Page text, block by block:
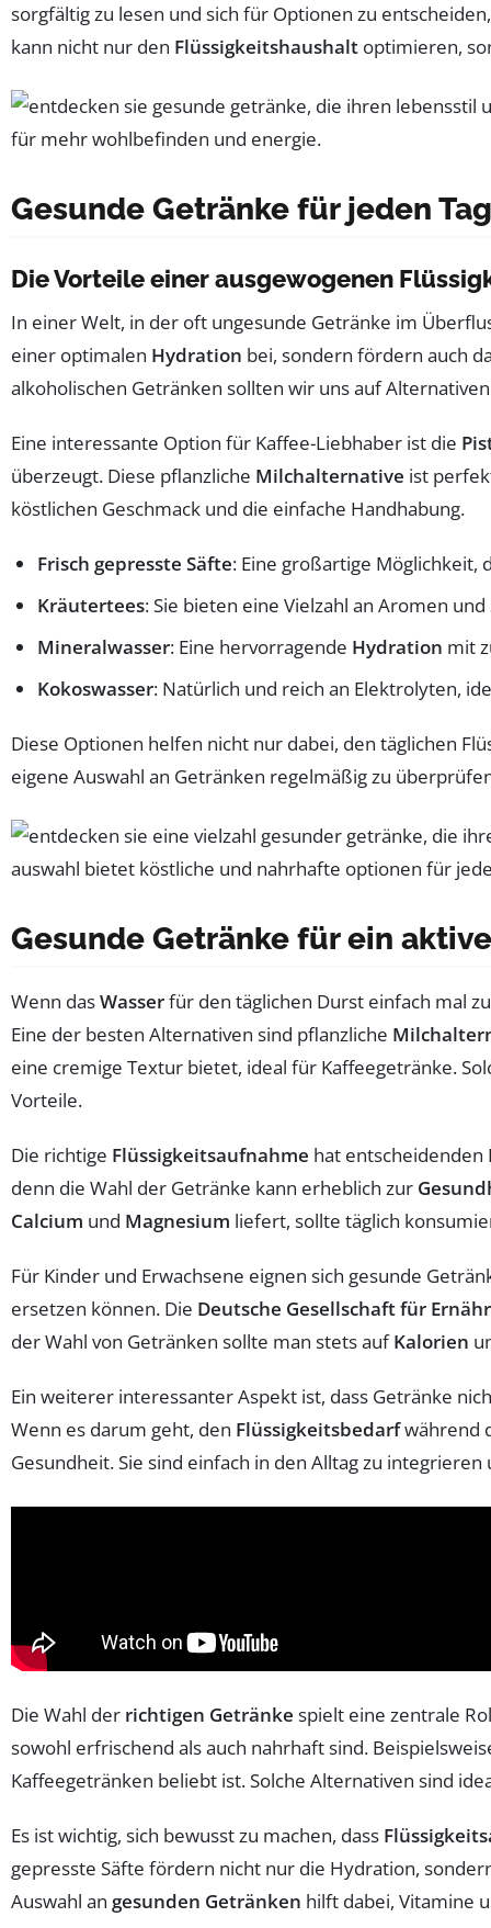
sorgfältig zu lesen und sich für Optionen zu
kann nicht nur den Flüssigkeitshaushalt optimieren,
Gesunde Getränke für jeden Tag
Die Vorteile einer ausgewogenen
In einer Welt, in der oft ungesunde Getränke im
einer optimalen Hydration bei, sondern fördern auch
alkoholischen Getränken sollten wir uns auf
Eine interessante Option für Kaffee-Liebhaber ist die
überzeugt. Diese pflanzliche Milchalternative ist
köstlichen Geschmack und die einfache Handhabung.
Frisch gepresste Säfte: Eine großartige
Kräutertees: Sie bieten eine Vielzahl an Aromen
Mineralwasser: Eine hervorragende Hydration mit
Kokoswasser: Natürlich und reich an Elektrolyten,
Diese Optionen helfen nicht nur dabei, den täglichen
eigene Auswahl an Getränken regelmäßig zu
Gesunde Getränke für ein
Wenn dasWasserfür den täglichen Durst einfach mal
Eine der besten Alternativen sind pflanzliche
eine cremige Textur bietet, ideal für Kaffeegetränke.
Vorteile.
Die richtige Flüssigkeitsaufnahme hat entscheidenden
denn die Wahl der Getränke kann erheblich zur
Calcium und Magnesium liefert, sollte täglich
Für Kinder und Erwachsene eignen sich gesunde
ersetzen können. Die Deutsche Gesellschaft für
der Wahl von Getränken sollte man stets aufKalorien
Ein weiterer interessanter Aspekt ist, dass Getränke
Wenn es darum geht, den Flüssigkeitsbedarfwährend
Gesundheit. Sie sind einfach in den Alltag zu
Die Wahl der richtigen Getränke spielt eine zentrale
sowohl erfrischend als auch nahrhaft sind.
Kaffeegetränken beliebt ist. Solche Alternativen sind
Es ist wichtig, sich bewusst zu machen, dass
gepresste Säfte fördern nicht nur die Hydration,
Auswahl an gesunden Getränken hilft dabei, Vitamine